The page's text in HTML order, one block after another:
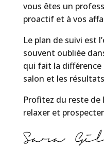
vous êtes un
proactif et à vos
Le plan de suivi est
souvent oubliée
qui fait la
salon et les
Profitez du reste de
relaxer et